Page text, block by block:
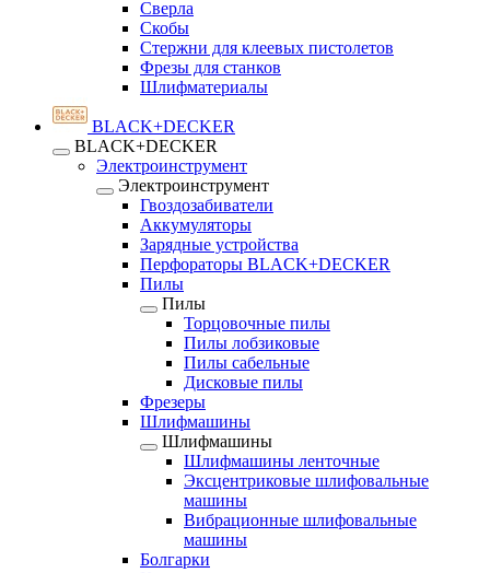
Сверла
Скобы
Стержни для клеевых пистолетов
Фрезы для станков
Шлифматериалы
BLACK+DECKER
BLACK+DECKER
Электроинструмент
Электроинструмент
Гвоздозабиватели
Аккумуляторы
Зарядные устройства
Перфораторы BLACK+DECKER
Пилы
Пилы
Торцовочные пилы
Пилы лобзиковые
Пилы сабельные
Дисковые пилы
Фрезеры
Шлифмашины
Шлифмашины
Шлифмашины ленточные
Эксцентриковые шлифовальные
машины
Вибрационные шлифовальные
машины
Болгарки